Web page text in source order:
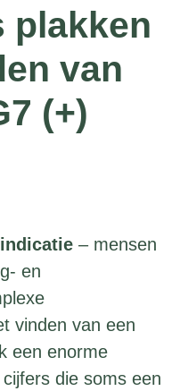
plakken
van
(+)
– mensen
en
vinden van een
een enorme
die soms een